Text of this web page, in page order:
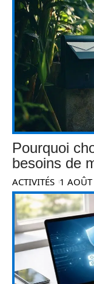
Pourquoi
besoins de
ACTIVITÉS 1